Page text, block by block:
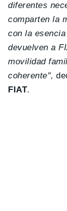
diferentes
comparten la
con la
devuelven a
movilidad
coherente",
FIAT.